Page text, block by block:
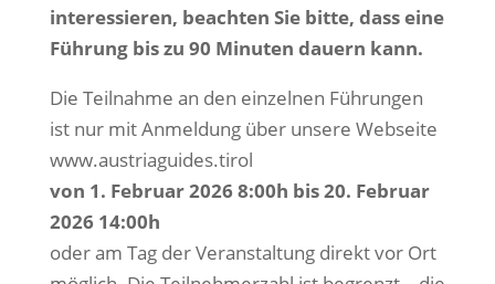
interessieren, beachten Sie bitte, dass eine
Führung bis zu 90 Minuten dauern kann.
Die Teilnahme an den einzelnen Führungen
ist nur mit Anmeldung über unsere Webseite
www.austriaguides.tirol
von 1. Februar 2026 8:00h bis 20. Februar
2026 14:00h
oder am Tag der Veranstaltung direkt vor Ort